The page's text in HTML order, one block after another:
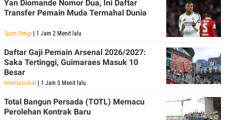
Yan Diomande Nomor Dua, Ini Daftar
Transfer Pemain Muda Termahal Dunia
Sport Setup | 1 Jam 2 Menit lalu
Daftar Gaji Pemain Arsenal 2026/2027:
Saka Tertinggi, Guimaraes Masuk 10
Besar
Internasional | 1 Jam 3 Menit lalu
Total Bangun Persada (TOTL) Memacu
Perolehan Kontrak Baru